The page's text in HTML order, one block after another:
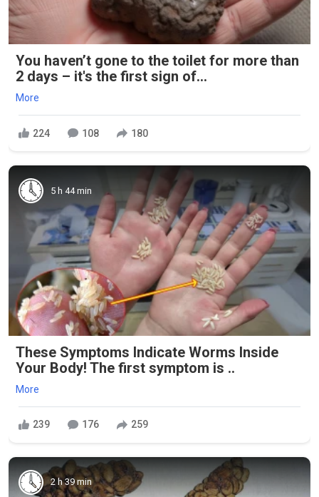
You haven’t gone to the toilet for more than
2 days – it's the first sign of...
More
224 108 180
5 h 44 min
These Symptoms Indicate Worms Inside
Your Body! The first symptom is ..
More
239 176 259
2 h 39 min